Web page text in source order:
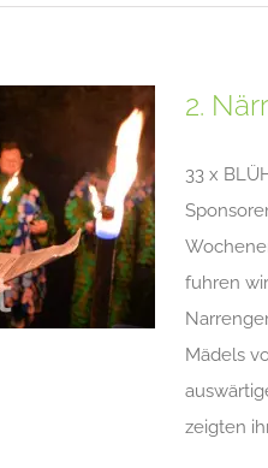
2.
33 x
fuhren
Mädels
zeigten